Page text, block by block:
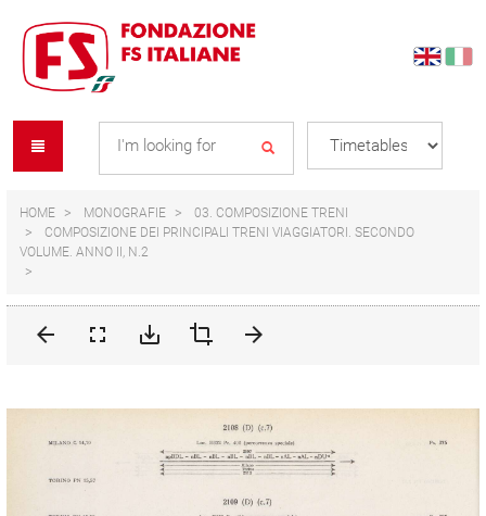
content
navigation
menu
HOME MONOGRAFIE
03. COMPOSIZIONE TRENI
COMPOSIZIONE DEI PRINCIPALI TRENI VIAGGIATORI. SECONDO
VOLUME. ANNO II, N.2